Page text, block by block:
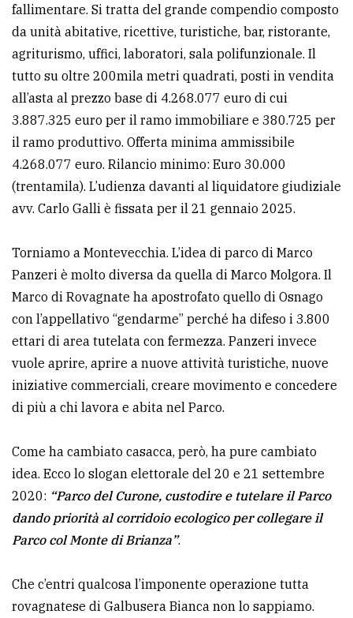
fallimentare. Si tratta del grande compendio composto
da unità abitative, ricettive, turistiche, bar, ristorante,
agriturismo, uffici, laboratori, sala polifunzionale. Il
tutto su oltre 200mila metri quadrati, posti in vendita
all’asta al prezzo base di 4.268.077 euro di cui
3.887.325 euro per il ramo immobiliare e 380.725 per
il ramo produttivo. Offerta minima ammissibile
4.268.077 euro. Rilancio minimo: Euro 30.000
(trentamila). L’udienza davanti al liquidatore giudiziale
avv. Carlo Galli è fissata per il 21 gennaio 2025.
Torniamo a Montevecchia. L’idea di parco di Marco
Panzeri è molto diversa da quella di Marco Molgora. Il
Marco di Rovagnate ha apostrofato quello di Osnago
con l’appellativo “gendarme” perché ha difeso i 3.800
ettari di area tutelata con fermezza. Panzeri invece
vuole aprire, aprire a nuove attività turistiche, nuove
iniziative commerciali, creare movimento e concedere
di più a chi lavora e abita nel Parco.
Come ha cambiato casacca, però, ha pure cambiato
idea. Ecco lo slogan elettorale del 20 e 21 settembre
2020: “Parco del Curone, custodire e tutelare il Parco
dando priorità al corridoio ecologico per collegare il
Parco col Monte di Brianza”.
Che c’entri qualcosa l’imponente operazione tutta
rovagnatese di Galbusera Bianca non lo sappiamo.